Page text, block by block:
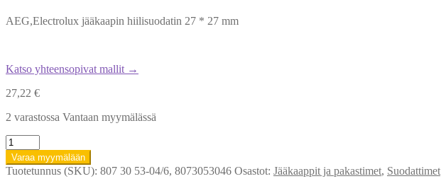
AEG,Electrolux jääkaapin hiilisuodatin 27 * 27 mm
Katso yhteensopivat mallit →
27,22 €
2 varastossa Vantaan myymälässä
Electrolux
Jääkaapin
hiilisuodatin
27
Varaa myymälään
Tuotetunnus (SKU): 807 30 53-04/6, 8073053046 Osastot: Jääkaappit ja pakastimet, Suodattimet